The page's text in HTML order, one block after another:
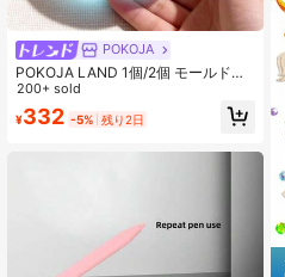
POKOJA
POKOJA LAND 1個/2個 モールド可
能 スロー反発 ブルー ココナッツオ
イル ハンドメイド スクイージングボ
ール、6cm丸型 麦芽 ストレス解消
フト、楽しくかわいいギフト、誕生
200+ sold
¥332 -5% 残り2日